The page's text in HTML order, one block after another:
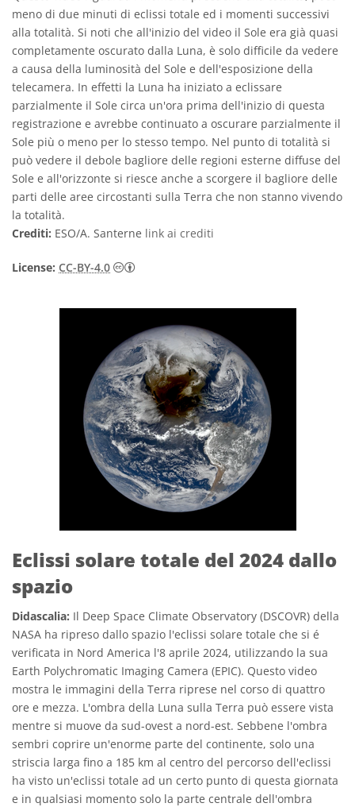
meno di due minuti di eclissi totale ed i momenti successivi
alla totalità. Si noti che all'inizio del video il Sole era già quasi
completamente oscurato dalla Luna, è solo difficile da vedere
a causa della luminosità del Sole e dell'esposizione della
telecamera. In effetti la Luna ha iniziato a eclissare
parzialmente il Sole circa un'ora prima dell'inizio di questa
registrazione e avrebbe continuato a oscurare parzialmente il
Sole più o meno per lo stesso tempo. Nel punto di totalità si
può vedere il debole bagliore delle regioni esterne diffuse del
Sole e all'orizzonte si riesce anche a scorgere il bagliore delle
parti delle aree circostanti sulla Terra che non stanno vivendo
la totalità.
Crediti: ESO/A. Santerne link ai crediti
License: CC-BY-4.0 Creative Commons Attribuzione 4.0
Eclissi solare totale del 2024 dallo
spazio
Didascalia: Il Deep Space Climate Observatory (DSCOVR) della
NASA ha ripreso dallo spazio l'eclissi solare totale che si é
verificata in Nord America l'8 aprile 2024, utilizzando la sua
Earth Polychromatic Imaging Camera (EPIC). Questo video
mostra le immagini della Terra riprese nel corso di quattro
ore e mezza. L'ombra della Luna sulla Terra può essere vista
mentre si muove da sud-ovest a nord-est. Sebbene l'ombra
sembri coprire un'enorme parte del continente, solo una
striscia larga fino a 185 km al centro del percorso dell'eclissi
ha visto un'eclissi totale ad un certo punto di questa giornata
e in qualsiasi momento solo la parte centrale dell'ombra